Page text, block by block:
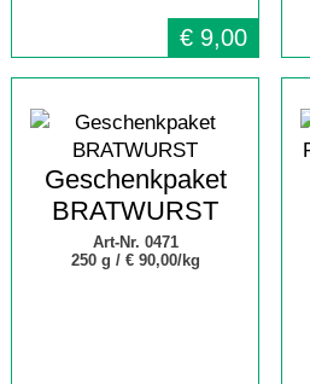
€ 9,00
Geschenkpaket
BRATWURST
Art-Nr. 0471
250 g / € 90,00/kg